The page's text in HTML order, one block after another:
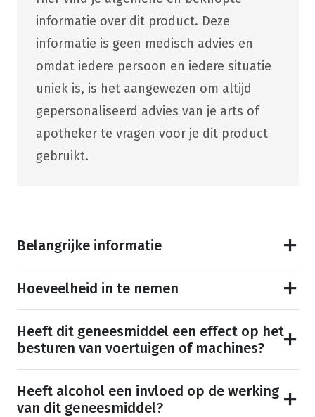
informatie over dit product. Deze
informatie is geen medisch advies en
omdat iedere persoon en iedere situatie
uniek is, is het aangewezen om altijd
gepersonaliseerd advies van je arts of
apotheker te vragen voor je dit product
gebruikt.
Belangrijke informatie
Hoeveelheid in te nemen
Heeft dit geneesmiddel een effect op het
besturen van voertuigen of machines?
Heeft alcohol een invloed op de werking
van dit geneesmiddel?